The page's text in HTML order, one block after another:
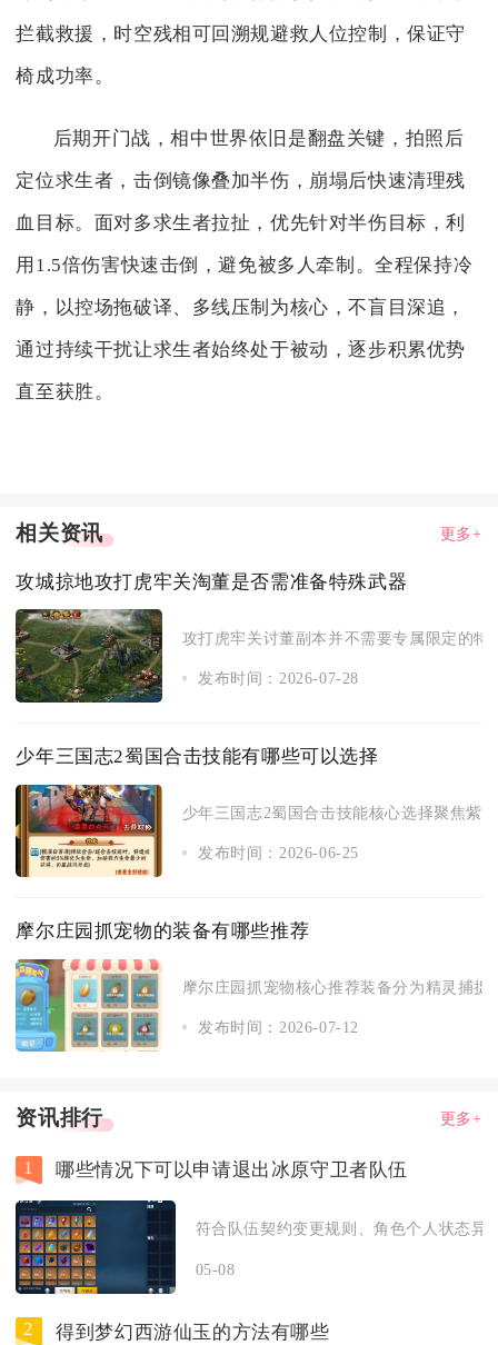
拦截救援，时空残相可回溯规避救人位控制，保证守
椅成功率。
后期开门战，相中世界依旧是翻盘关键，拍照后
定位求生者，击倒镜像叠加半伤，崩塌后快速清理残
血目标。面对多求生者拉扯，优先针对半伤目标，利
用1.5倍伤害快速击倒，避免被多人牵制。全程保持冷
静，以控场拖破译、多线压制为核心，不盲目深追，
通过持续干扰让求生者始终处于被动，逐步积累优势
直至获胜。
相关资讯 更多+
攻城掠地攻打虎牢关淘董是否需准备特殊武器
攻打虎牢关讨董副本并不需要专属限定的
发布时间：2026-07-28
少年三国志2蜀国合击技能有哪些可以选择
少年三国志2蜀国合击技能核心选择聚焦紫
发布时间：2026-06-25
摩尔庄园抓宠物的装备有哪些推荐
摩尔庄园抓宠物核心推荐装备分为精灵捕
发布时间：2026-07-12
资讯排行 更多+
1 哪些情况下可以申请退出冰原守卫者队伍
符合队伍契约变更规则、角色个人状态异
05-08
2 得到梦幻西游仙玉的方法有哪些